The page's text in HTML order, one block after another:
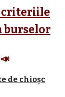
criteriile
burselor
de chioșc